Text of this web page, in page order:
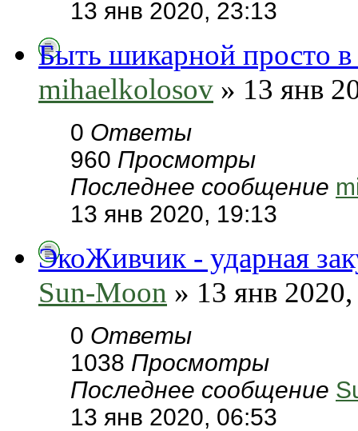
13 янв 2020, 23:13
Быть шикарной просто
mihaelkolosov » 13 янв
0 Ответы
960 Просмотры
Последнее сообщение
13 янв 2020, 19:13
ЭкоЖивчик - ударная
Sun-Moon » 13 янв
0 Ответы
1038 Просмотры
Последнее сообщение
13 янв 2020, 06:53